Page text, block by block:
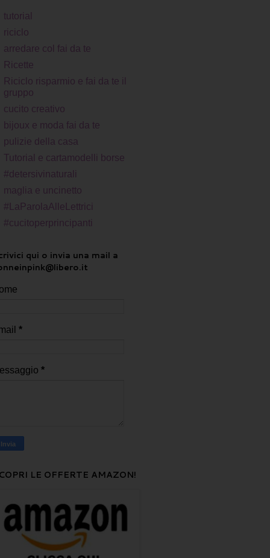
tutorial
riciclo
arredare col fai da te
Ricette
Riciclo risparmio e fai da te il
gruppo
cucito creativo
bijoux e moda fai da te
pulizie della casa
Tutorial e cartamodelli borse
#detersivinaturali
maglia e uncinetto
#LaParolaAlleLettrici
#cucitoperprincipanti
qui o invia una mail a
*
*
LE OFFERTE AMAZON!